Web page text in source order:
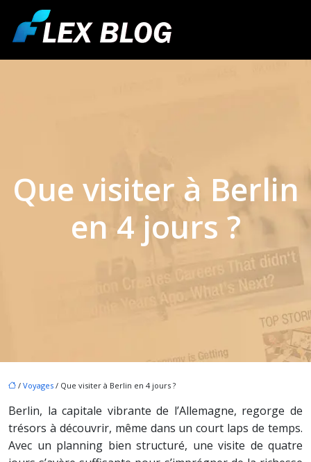
Que visiter à Berlin
en 4 jours ?
/ Voyages / Que visiter à Berlin en 4 jours ?
Berlin, la capitale vibrante de l’Allemagne, regorge de
trésors à découvrir, même dans un court laps de temps.
Avec un planning bien structuré, une visite de quatre